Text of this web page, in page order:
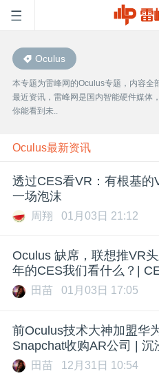
首
页
雷
峰
公
课
Oculus
本专题为雷峰网的Oculus专题，内容全
最近资讯，雷峰网是国内智能硬件媒体
你能看到未..
Oculus最新资讯
透过CES看VR：有根基的
一场泡沫
周翔 01月03日 21:12
Oculus 缺席，联想推VR
年的CES我们看什么？|
田苗 01月03日 17:05
前Oculus技术大神加盟华
Snapchat收购AR公司 | 沉
田苗 12月31日 10:54